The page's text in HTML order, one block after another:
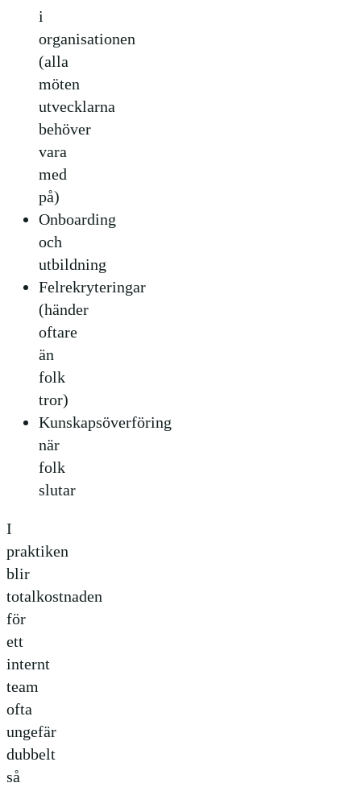
i
organisationen
(alla
möten
utvecklarna
behöver
vara
med
på)
Onboarding
och
utbildning
Felrekryteringar
(händer
oftare
än
folk
tror)
Kunskapsöverföring
när
folk
slutar
I
praktiken
blir
totalkostnaden
för
ett
internt
team
ofta
ungefär
dubbelt
så